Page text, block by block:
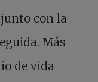
con la
Más
de vida